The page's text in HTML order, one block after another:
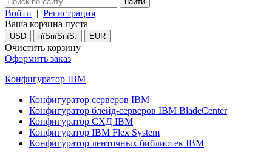
Войти | Регистрация
Ваша корзина пуста
USD пїЅпїЅпїЅ. EUR
Очистить корзину
Оформить заказ
Конфигуратор IBM
Конфигуратор серверов IBM
Конфигуратор блейд-серверов IBM BladeCenter
Конфигуратор СХД IBM
Конфигуратор IBM Flex System
Конфигуратор ленточных библиотек IBM